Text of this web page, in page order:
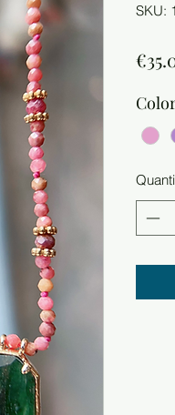
SKU: 1